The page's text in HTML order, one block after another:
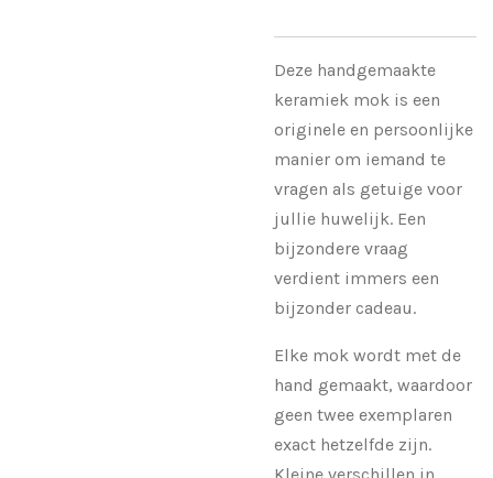
Deze handgemaakte
keramiek mok is een
originele en persoonlijke
manier om iemand te
vragen als getuige voor
jullie huwelijk. Een
bijzondere vraag
verdient immers een
bijzonder cadeau.
Elke mok wordt met de
hand gemaakt, waardoor
geen twee exemplaren
exact hetzelfde zijn.